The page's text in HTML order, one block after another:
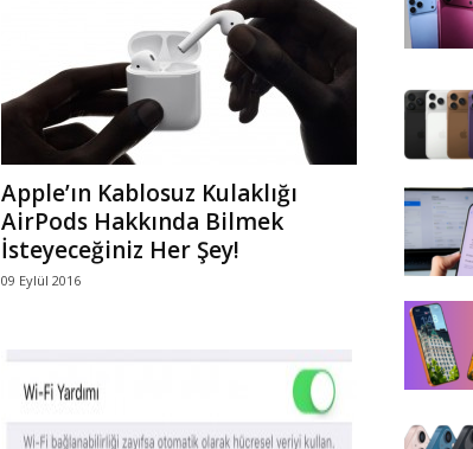
Apple’ın Kablosuz Kulaklığı
AirPods Hakkında Bilmek
İsteyeceğiniz Her Şey!
09 Eylül 2016